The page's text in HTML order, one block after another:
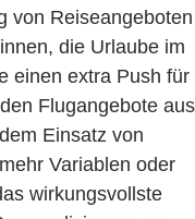
von Reiseangeboten
die Urlaube im
einen extra Push für
Flugangebote aus
Einsatz von
Variablen oder
wirkungsvollste